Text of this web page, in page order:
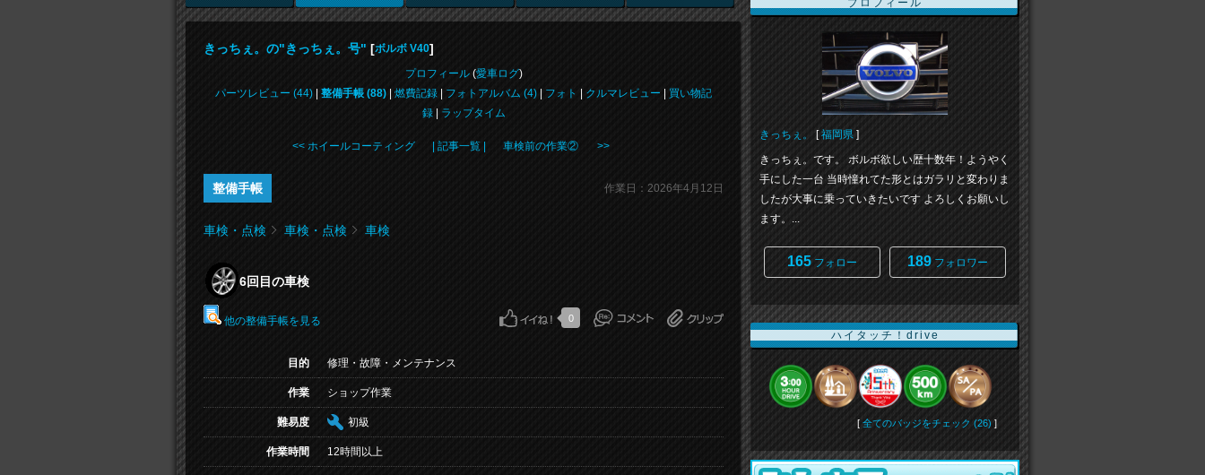
きっちぇ。の"きっちぇ。号" [ボルボ V40]
プロフィール(愛車ログ)
パーツレビュー (44)
整備手帳 (88) 燃費記録 フォトアルバム (4) フォト クルマレビュー
買い物記
録| ラップタイム
<< ホイールコーティング | 記事一覧 | 車検前の作業② >>
整備手帳 作業日：2026年4月12日
車検・点検 車検・点検 車検
6回目の車検
他の整備手帳を見る 0
目的 修理・故障・メンテナンス
作業 ショップ作業
難易度 初級
作業時間 12時間以上
プロフィール
きっちぇ。 [福岡県 ]
きっちぇ。です。 ボルボ欲しい歴十数年！ようやく
手にした一台 当時憧れてた形とはガラリと変わりま
したが大事に乗っていきたいです よろしくお願いし
ます。...
165 フォロー 189 フォロワー
ハイタッチ！drive
[ 全てのバッジをチェック (26) ]